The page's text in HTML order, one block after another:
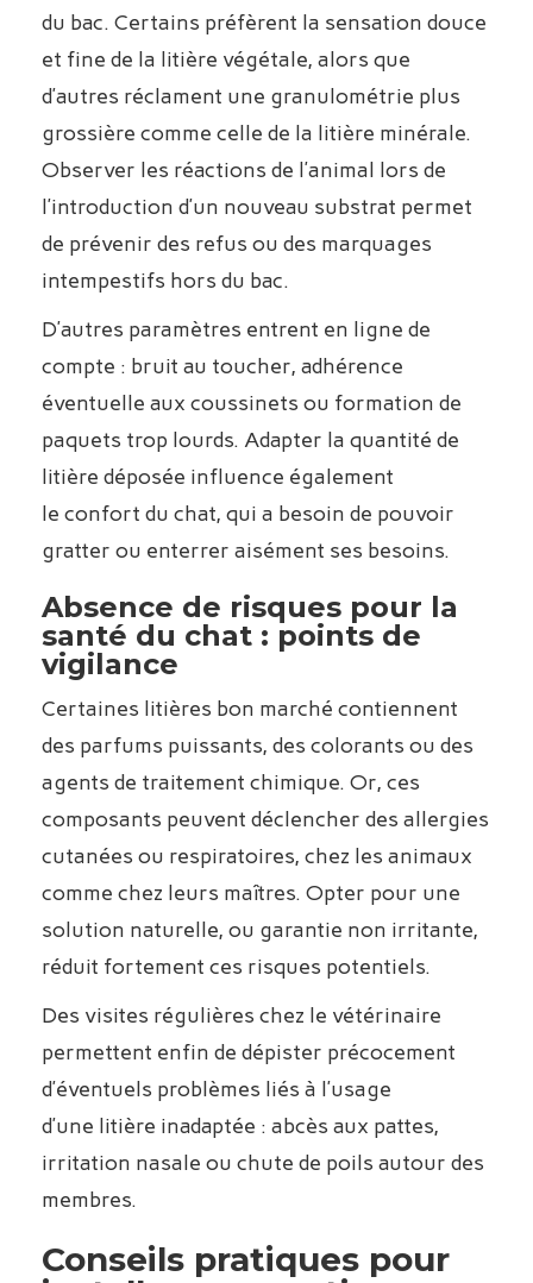
du bac. Certains préfèrent la sensation douce
et fine de la litière végétale, alors que
d’autres réclament une granulométrie plus
grossière comme celle de la litière minérale.
Observer les réactions de l’animal lors de
l’introduction d’un nouveau substrat permet
de prévenir des refus ou des marquages
intempestifs hors du bac.
D’autres paramètres entrent en ligne de
compte : bruit au toucher, adhérence
éventuelle aux coussinets ou formation de
paquets trop lourds. Adapter la quantité de
litière déposée influence également
le confort du chat, qui a besoin de pouvoir
gratter ou enterrer aisément ses besoins.
Absence de risques pour la
santé du chat : points de
vigilance
Certaines litières bon marché contiennent
des parfums puissants, des colorants ou des
agents de traitement chimique. Or, ces
composants peuvent déclencher des allergies
cutanées ou respiratoires, chez les animaux
comme chez leurs maîtres. Opter pour une
solution naturelle, ou garantie non irritante,
réduit fortement ces risques potentiels.
Des visites régulières chez le vétérinaire
permettent enfin de dépister précocement
d’éventuels problèmes liés à l’usage
d’une litière inadaptée : abcès aux pattes,
irritation nasale ou chute de poils autour des
membres.
Conseils pratiques pour